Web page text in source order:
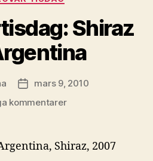
Shiraz
Inläggsdatum
mars 9, 2010
kommentarertill
á
Shiraz, 2007